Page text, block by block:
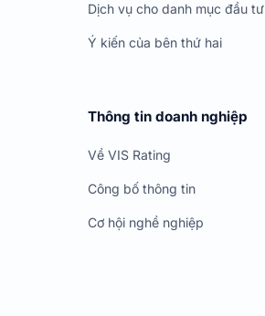
Dịch vụ cho danh mục đầu tư
Ý kiến của bên thứ hai
Thông tin doanh nghiệp
Về VIS Rating
Công bố thông tin
Cơ hội nghề nghiệp